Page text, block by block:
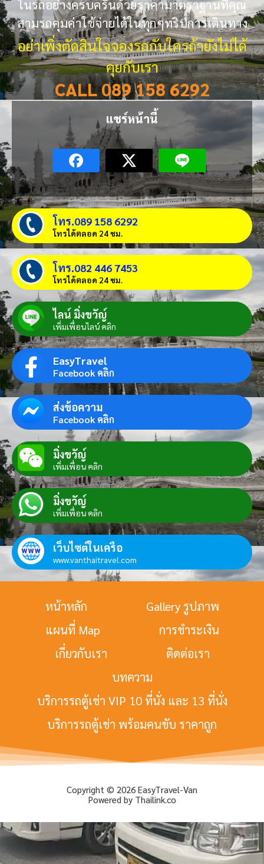
ในรถอย่างครบครันด้วยราคามาตราฐานที่คุณ
สามรถคุมค่าใช้จ่ายได้ในทุกๆทริปการเดินทาง
อย่าเพิ่งตัดสินใจจองรถกับใครถ้ายังไม่ได้
คุยกับเรา
CALL 089 158 6292
แชร์หน้านี้
โทร.089 158 6292
โทรได้ตลอด 24 ชม.
โทร.082 446 7453
โทรได้ตลอด 24 ชม.
ไลน์ มิ่งขวัญ์
เพิ่มเพื่อนไลน์ คลิก
EasyTravel
Facebook คลิก
ส่งข้อความ
Facebook คลิก
มิ่งขวัญ์
เพิ่มเพื่อน คลิก
มิ่งขวัญ์
เพิ่มเพื่อน คลิก
เว็บไซต์ในเครือ
www.vanthaitravel.com
หน้าหลัก
Gallery รูปภาพ
แผนที่ Map
การชำระเงิน
เกี่ยวกับเรา
ติดต่อเรา
บทความ
บริการรถตู้เช่า VIP 10 ที่นั่ง และ 13 ที่นั่ง
บริการรถตู้เช่า พร้อมคนขับ ราคาถูก
Copyright © 2026 EasyTravel-Van
Powered by Thailink.co